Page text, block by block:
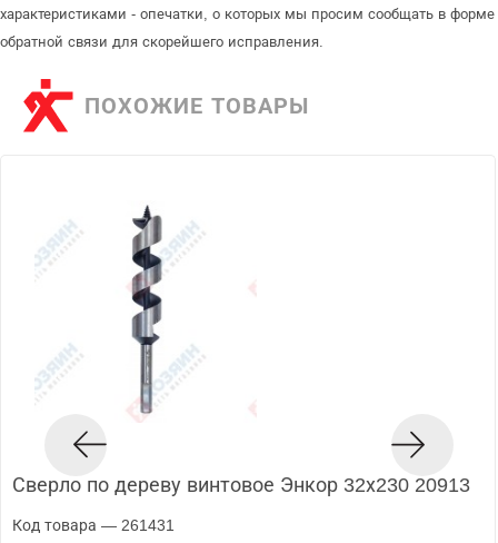
характеристиками - опечатки, о которых мы просим сообщать в форме
обратной связи для скорейшего исправления.
ПОХОЖИЕ ТОВАРЫ
Сверло по дереву винтовое Энкор 32х230 20913
Код товара — 261431